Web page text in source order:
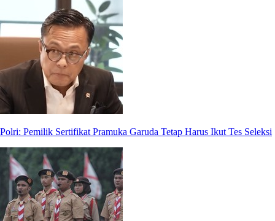
Polri: Pemilik Sertifikat Pramuka Garuda Tetap Harus Ikut Tes Seleksi